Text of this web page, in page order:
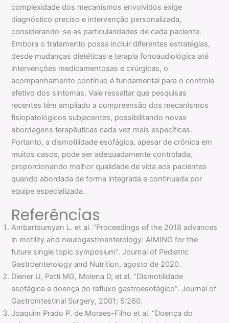
complexidade dos mecanismos envolvidos exige
diagnóstico preciso e intervenção personalizada,
considerando-se as particularidades de cada paciente.
Embora o tratamento possa incluir diferentes estratégias,
desde mudanças dietéticas e terapia fonoaudiológica até
intervenções medicamentosas e cirúrgicas, o
acompanhamento contínuo é fundamental para o controle
efetivo dos sintomas. Vale ressaltar que pesquisas
recentes têm ampliado a compreensão dos mecanismos
fisiopatológicos subjacentes, possibilitando novas
abordagens terapêuticas cada vez mais específicas.
Portanto, a dismotilidade esofágica, apesar de crônica em
muitos casos, pode ser adequadamente controlada,
proporcionando melhor qualidade de vida aos pacientes
quando abordada de forma integrada e continuada por
equipe especializada.
Referências
Ambartsumyan L. et al. “Proceedings of the 2018 advances
in motility and neurogastroenterology: AIMING for the
future single topic symposium”. Journal of Pediatric
Gastroenterology and Nutrition, agosto de 2020.
Diener U, Patti MG, Molena D, et al. “Dismotilidade
esofágica e doença do refluxo gastroesofágico”. Journal of
Gastrointestinal Surgery, 2001; 5:260.
Joaquim Prado P. de Moraes-Filho et al. “Doença do